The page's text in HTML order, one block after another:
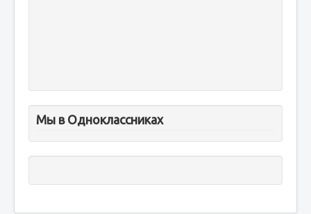
Мы в Одноклассниках